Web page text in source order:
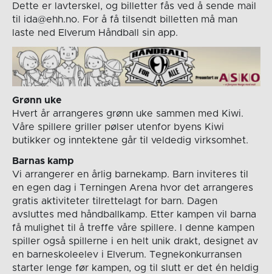
Dette er lavterskel, og billetter fås ved å sende mail
til ida@ehh.no. For å få tilsendt billetten må man
laste ned Elverum Håndball sin app.
Grønn uke
Hvert år arrangeres grønn uke sammen med Kiwi.
Våre spillere griller pølser utenfor byens Kiwi
butikker og inntektene går til veldedig virksomhet.
Barnas kamp
Vi arrangerer en årlig barnekamp. Barn inviteres til
en egen dag i Terningen Arena hvor det arrangeres
gratis aktiviteter tilrettelagt for barn. Dagen
avsluttes med håndballkamp. Etter kampen vil barna
få mulighet til å treffe våre spillere. I denne kampen
spiller også spillerne i en helt unik drakt, designet av
en barneskoleelev i Elverum. Tegnekonkurransen
starter lenge før kampen, og til slutt er det én heldig